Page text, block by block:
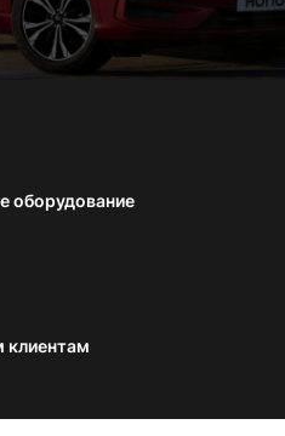
оборудование
клиентам